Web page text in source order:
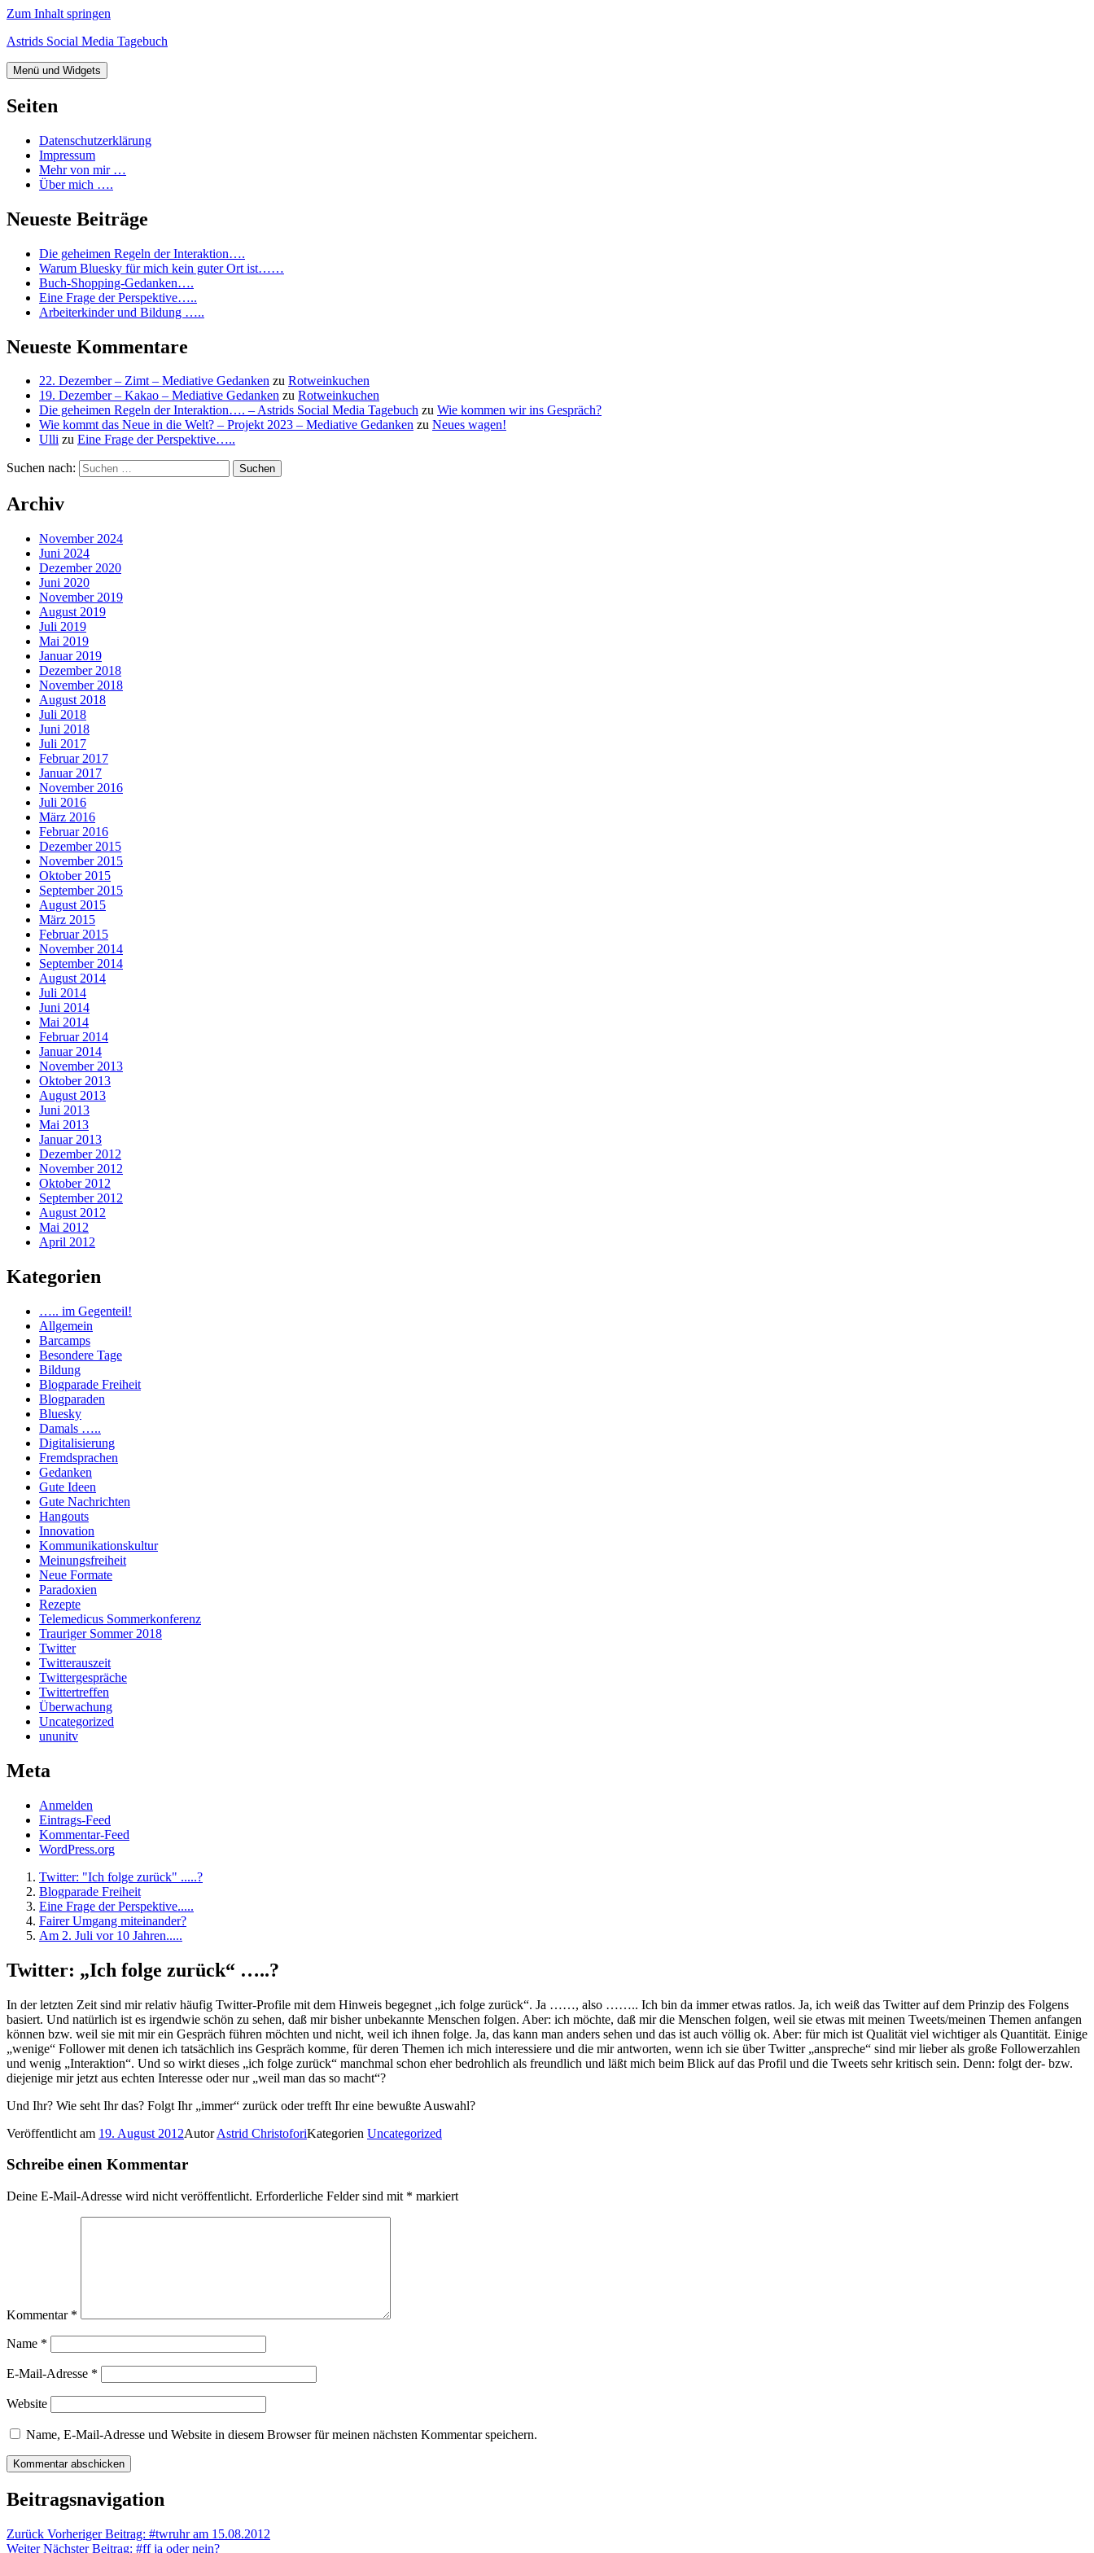
Zum Inhalt springen
Astrids Social Media Tagebuch
Menü und Widgets
Seiten
Datenschutzerklärung
Impressum
Mehr von mir …
Über mich ….
Neueste Beiträge
Die geheimen Regeln der Interaktion….
Warum Bluesky für mich kein guter Ort ist……
Buch-Shopping-Gedanken….
Eine Frage der Perspektive…..
Arbeiterkinder und Bildung …..
Neueste Kommentare
22. Dezember – Zimt – Mediative Gedanken zu Rotweinkuchen
19. Dezember – Kakao – Mediative Gedanken zu Rotweinkuchen
Die geheimen Regeln der Interaktion…. – Astrids Social Media Tagebuch zu Wie kommen wir ins Gespräch?
Wie kommt das Neue in die Welt? – Projekt 2023 – Mediative Gedanken zu Neues wagen!
Ulli zu Eine Frage der Perspektive…..
Suchen nach:
Archiv
November 2024
Juni 2024
Dezember 2020
Juni 2020
November 2019
August 2019
Juli 2019
Mai 2019
Januar 2019
Dezember 2018
November 2018
August 2018
Juli 2018
Juni 2018
Juli 2017
Februar 2017
Januar 2017
November 2016
Juli 2016
März 2016
Februar 2016
Dezember 2015
November 2015
Oktober 2015
September 2015
August 2015
März 2015
Februar 2015
November 2014
September 2014
August 2014
Juli 2014
Juni 2014
Mai 2014
Februar 2014
Januar 2014
November 2013
Oktober 2013
August 2013
Juni 2013
Mai 2013
Januar 2013
Dezember 2012
November 2012
Oktober 2012
September 2012
August 2012
Mai 2012
April 2012
Kategorien
….. im Gegenteil!
Allgemein
Barcamps
Besondere Tage
Bildung
Blogparade Freiheit
Blogparaden
Bluesky
Damals …..
Digitalisierung
Fremdsprachen
Gedanken
Gute Ideen
Gute Nachrichten
Hangouts
Innovation
Kommunikationskultur
Meinungsfreiheit
Neue Formate
Paradoxien
Rezepte
Telemedicus Sommerkonferenz
Trauriger Sommer 2018
Twitter
Twitterauszeit
Twittergespräche
Twittertreffen
Überwachung
Uncategorized
ununitv
Meta
Anmelden
Eintrags-Feed
Kommentar-Feed
WordPress.org
Twitter: "Ich folge zurück" .....?
Blogparade Freiheit
Eine Frage der Perspektive.....
Fairer Umgang miteinander?
Am 2. Juli vor 10 Jahren.....
Twitter: „Ich folge zurück“ …..?
In der letzten Zeit sind mir relativ häufig Twitter-Profile mit dem Hinweis begegnet „ich folge zurück“. Ja ……, also …….. Ich bin da immer etwas ratlos. Ja, ich weiß das Twitter auf dem Prinzip des Folgens
basiert. Und natürlich ist es irgendwie schön zu sehen, daß mir bisher unbekannte Menschen folgen. Aber: ich möchte, daß mir die Menschen folgen, weil sie etwas mit meinen Tweets/meinen Themen anfangen
können bzw. weil sie mit mir ein Gespräch führen möchten und nicht, weil ich ihnen folge. Ja, das kann man anders sehen und das ist auch völlig ok. Aber: für mich ist Qualität viel wichtiger als Quantität. Einige
„wenige“ Follower mit denen ich tatsächlich ins Gespräch komme, für deren Themen ich mich interessiere und die mir antworten, wenn ich sie über Twitter „anspreche“ sind mir lieber als große Followerzahlen
und wenig „Interaktion“. Und so wirkt dieses „ich folge zurück“ manchmal schon eher bedrohlich als freundlich und läßt mich beim Blick auf das Profil und die Tweets sehr kritisch sein. Denn: folgt der- bzw.
diejenige mir jetzt aus echten Interesse oder nur „weil man das so macht“?
Und Ihr? Wie seht Ihr das? Folgt Ihr „immer“ zurück oder trefft Ihr eine bewußte Auswahl?
Veröffentlicht am 19. August 2012AutorAstrid ChristoforiKategorien Uncategorized
Schreibe einen Kommentar
Deine E-Mail-Adresse wird nicht veröffentlicht. Erforderliche Felder sind mit * markiert
Kommentar *
Name *
E-Mail-Adresse *
Website
Name, E-Mail-Adresse und Website in diesem Browser für meinen nächsten Kommentar speichern.
Beitragsnavigation
Zurück Vorheriger Beitrag: #twruhr am 15.08.2012
Weiter Nächster Beitrag: #ff ja oder nein?